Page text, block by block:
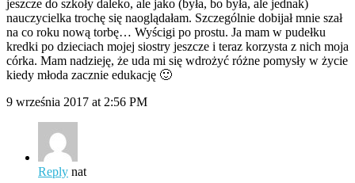
jeszcze do szkoły daleko, ale jako (była, bo była, ale jednak)
nauczycielka trochę się naoglądałam. Szczególnie dobijał mnie szał
na co roku nową torbę… Wyścigi po prostu. Ja mam w pudełku
kredki po dzieciach mojej siostry jeszcze i teraz korzysta z nich moja
córka. Mam nadzieję, że uda mi się wdrożyć różne pomysły w życie
kiedy młoda zacznie edukację 🙂
9 września 2017 at 2:56 PM
Reply nat